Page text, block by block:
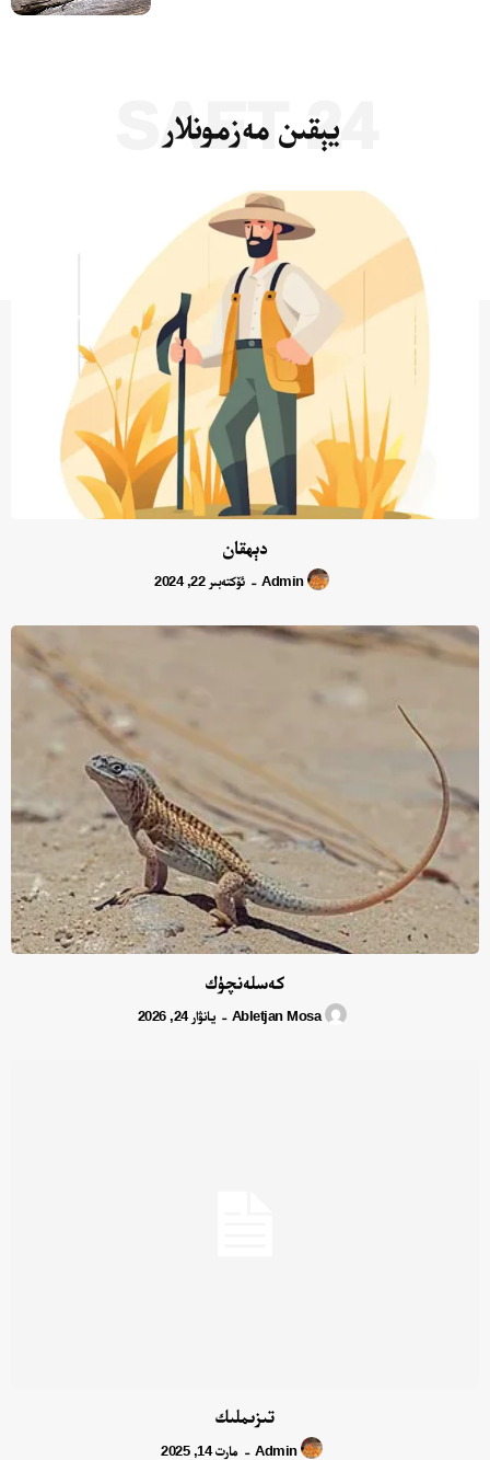
يېقىن مەزمونلار
24 SAET
دېھقان
Admin
- ئۆكتەبىر 22, 2024
كەسلەنچۈك
Abletjan Mosa
- يانۋار 24, 2026
تىزىملىك
Admin
- مارت 14, 2025